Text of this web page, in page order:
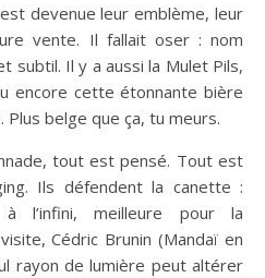
devenue leur emblème, leur
vente. Il fallait oser : nom
subtil. Il y a aussi la Mulet Pils,
encore cette étonnante bière
Plus belge que ça, tu meurs.
tout est pensé. Tout est
Ils défendent la canette :
l’infini, meilleure pour la
Cédric Brunin (Mandaï en
rayon de lumière peut altérer